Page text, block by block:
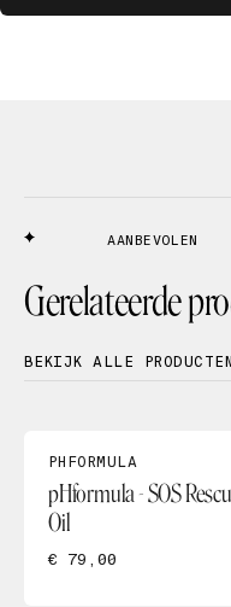
AANBEVOLEN
Gerelateerde
BEKIJK ALLE PRODUCTEN
PHFORMULA
pHformula - SOS
Oil
€ 79,00